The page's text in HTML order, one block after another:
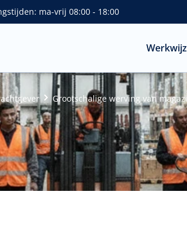
ma-vrij 08:00 - 18:00
Grootschalige werving van